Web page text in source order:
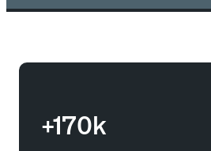
+170k